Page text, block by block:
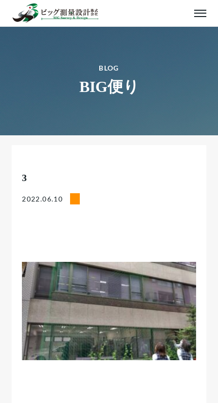
BLOG
BIG便り
3
2022.06.10